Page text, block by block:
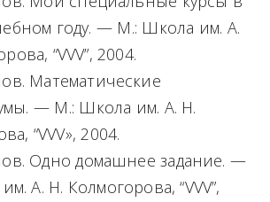
году. — М.: Школа им. А.
“VVV”, 2004.
Математические
— М.: Школа им. А. Н.
“VVV», 2004.
Одно домашнее задание. —
А. Н. Колмогорова, “VVV”,